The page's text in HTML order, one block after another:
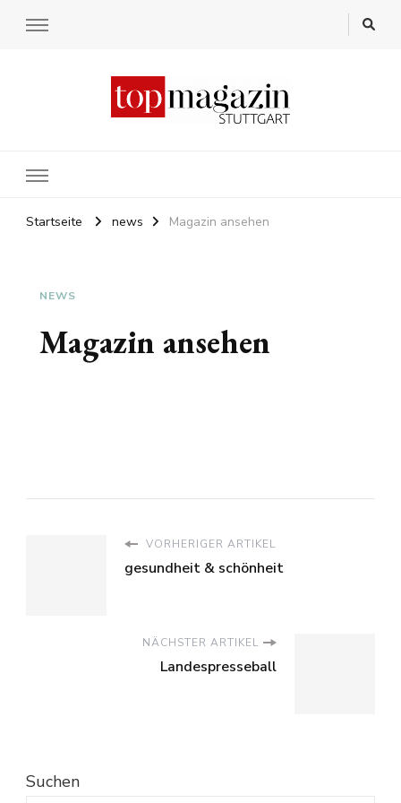
Startseite news Magazin ansehen
NEWS
Magazin ansehen
VORHERIGER ARTIKEL
gesundheit & schönheit
NÄCHSTER ARTIKEL
Landespresseball
Suchen